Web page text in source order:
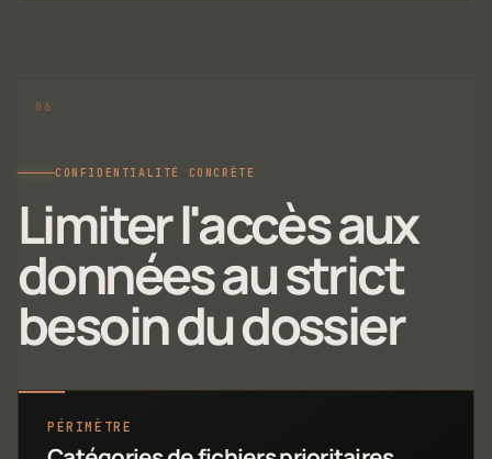
CONFIDENTIALITÉ CONCRÈTE
Limiter l'accès aux
données au strict
besoin du dossier
PÉRIMÈTRE